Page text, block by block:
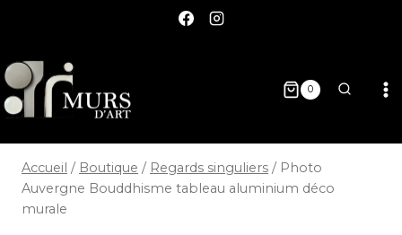
0
Accueil / Boutique / Regards singuliers / Photo
Auvergne Bouddhisme tableau aluminium déco
murale